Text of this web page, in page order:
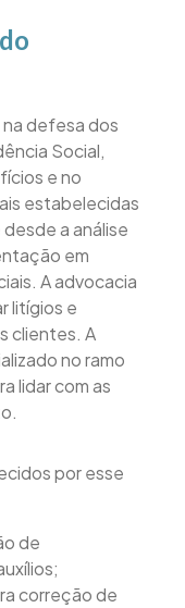
defesa dos
Social,
e no
estabelecidas
a análise
em
A advocacia
litígios e
clientes. A
no ramo
lidar com as
por esse
de
correção de